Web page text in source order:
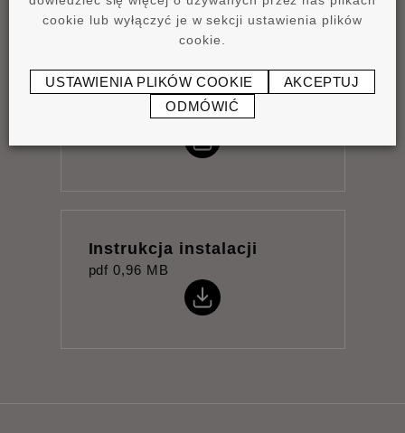
Karta katalogowa
Instrukcja instalacji
pdf 0,96 MB
cookie lub wyłączyć je w sekcji ustawienia plików
cookie.
USTAWIENIA PLIKÓW COOKIE
AKCEPTUJ
ODMÓWIĆ